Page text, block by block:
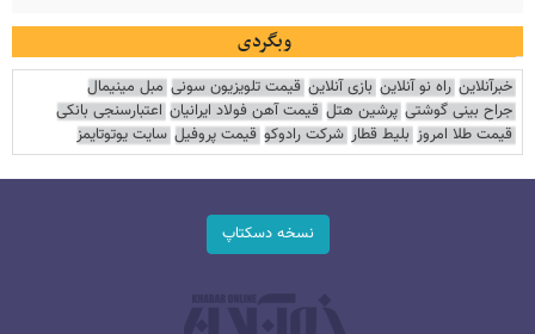
وبگردی
خبرآنلاین راه نو آنلاین بازی آنلاین قیمت تلویزیون سونی مبل مینیمال
جراح بینی گوشتی پرشین هتل قیمت آهن فولاد ایرانیان اعتبارسنجی بانکی
قیمت طلا امروز بلیط قطار شرکت رادوکو قیمت پروفیل سایت یوتوتایمز
نسخه دسکتاپ